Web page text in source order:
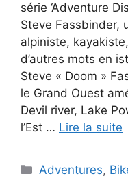
série ‘Adventure
Steve Fassbinder,
alpiniste,
d’autres mots en
Steve « Doom »
le Grand Ouest
Devil river, Lake
l’Est … Lire la suite
Catégories
Adventures,